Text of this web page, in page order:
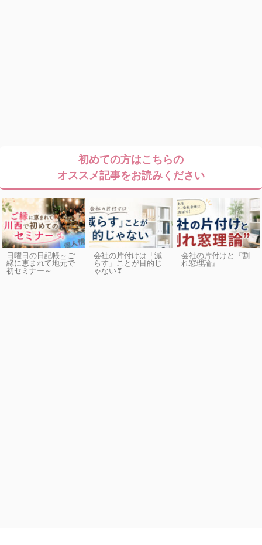
初めての方はこちらの
オススメ記事をお読みください
日曜日の日記帳～ご
縁に恵まれて地元で
初セミナー～
会社の片付けは「減
らす」ことが目的じ
ゃない❣
会社の片付けと『割
れ窓理論』